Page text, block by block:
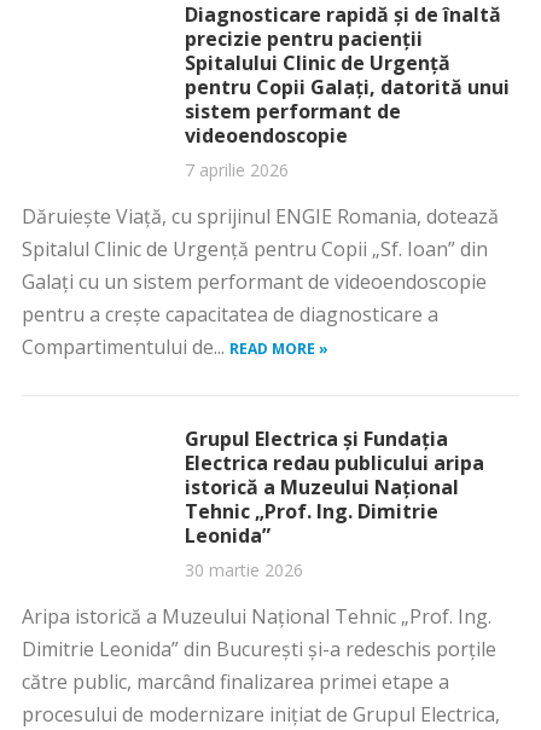
Diagnosticare rapidă și de înaltă
precizie pentru pacienții
Spitalului Clinic de Urgență
pentru Copii Galați, datorită unui
sistem performant de
videoendoscopie
7 aprilie 2026
Dăruiește Viață, cu sprijinul ENGIE Romania, dotează
Spitalul Clinic de Urgență pentru Copii „Sf. Ioan” din
Galați cu un sistem performant de videoendoscopie
pentru a crește capacitatea de diagnosticare a
Compartimentului de... READ MORE »
Grupul Electrica și Fundația
Electrica redau publicului aripa
istorică a Muzeului Național
Tehnic „Prof. Ing. Dimitrie
Leonida”
30 martie 2026
Aripa istorică a Muzeului Național Tehnic „Prof. Ing.
Dimitrie Leonida” din București și-a redeschis porțile
către public, marcând finalizarea primei etape a
procesului de modernizare inițiat de Grupul Electrica,